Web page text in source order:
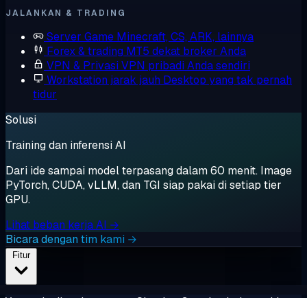
JALANKAN & TRADING
Server Game Minecraft, CS, ARK, lainnya
Forex & trading MT5 dekat broker Anda
VPN & Privasi VPN pribadi Anda sendiri
Workstation jarak jauh Desktop yang tak pernah
tidur
Solusi
Training dan inferensi AI
Dari ide sampai model terpasang dalam 60 menit. Image
PyTorch, CUDA, vLLM, dan TGI siap pakai di setiap tier
GPU.
Lihat beban kerja AI →
Bicara dengan tim kami →
Fitur